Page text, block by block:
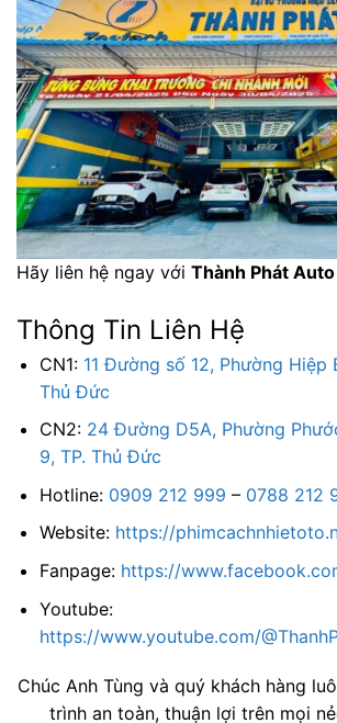
Hãy liên hệ ngay với Thành Phát Auto
Thông Tin Liên Hệ
CN1: 11 Đường số 12, Phường Hiệp
Thủ Đức
CN2: 24 Đường D5A, Phường
9, TP. Thủ Đức
Hotline: 0909 212 999 – 0788 212
Website: https://
Fanpage: https://
Youtube:
https://www.youtube.com/
Chúc Anh Tùng và quý khách hàng
trình an toàn, thuận lợi trên mọi